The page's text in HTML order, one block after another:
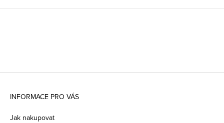
INFORMACE PRO VÁS
Jak nakupovat